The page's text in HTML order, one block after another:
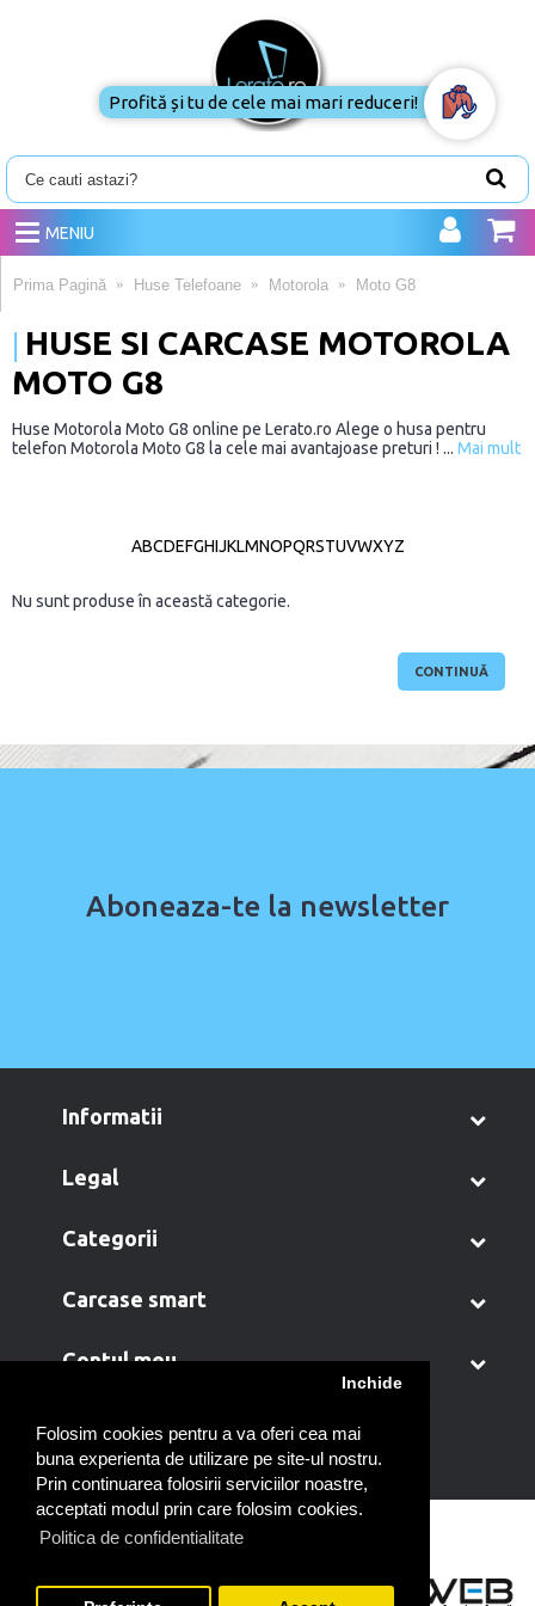
Folosim cookies pentru a va oferi cea mai
buna experienta de utilizare pe site-ul nostru.
Prin continuarea folosirii serviciilor noastre,
acceptati modul prin care folosim cookies.
Politica de confidentialitate
Inchide
MENIU
Prima Pagină Huse Telefoane Motorola Moto G8
HUSE SI CARCASE MOTOROLA
MOTO G8
Huse Motorola Moto G8 online pe Lerato.ro Alege o husa pentru
telefon Motorola Moto G8 la cele mai avantajoase preturi ! ... Mai mult
ABCDEFGHIJKLMNOPQRSTUVWXYZ
Nu sunt produse în această categorie.
CONTINUĂ
Aboneaza-te la newsletter
informatii
legal
categorii
carcase smart
contul meu
Profită și tu de cele mai mari reduceri!